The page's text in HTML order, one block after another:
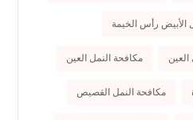
الأبيض رأس الخيمة
مكافحة النمل العين
مكافحة النمل القصيص